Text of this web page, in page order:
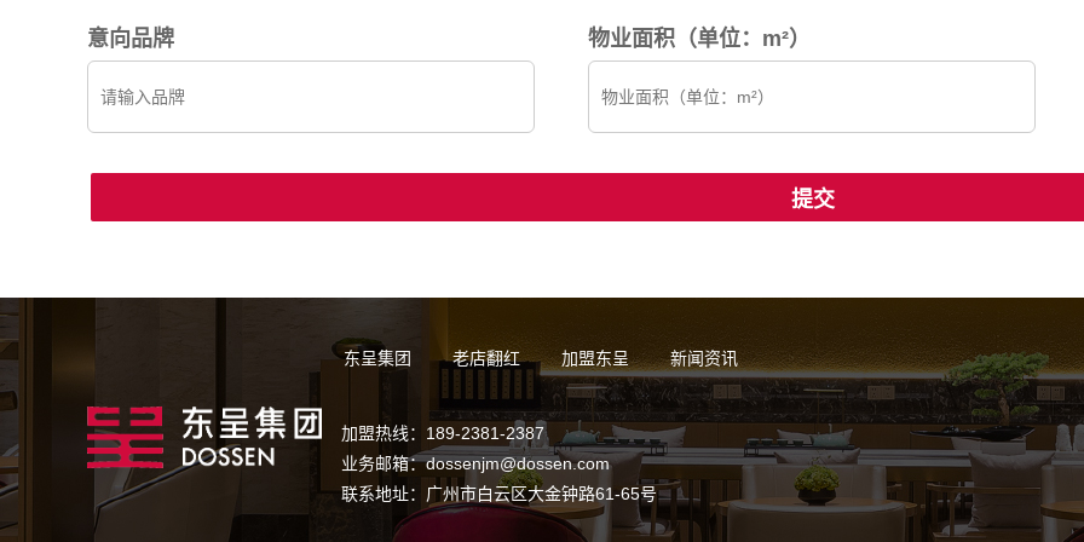
意向品牌 物业面积（单位：m²）
东呈集团 老店翻红 加盟东呈 新闻资讯
加盟热线：189-2381-2387
业务邮箱：dossenjm@dossen.com
联系地址：广州市白云区大金钟路61-65号